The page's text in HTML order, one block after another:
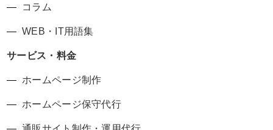
コラム
WEB・IT用語集
サービス・料金
ホームページ制作
ホームページ保守代行